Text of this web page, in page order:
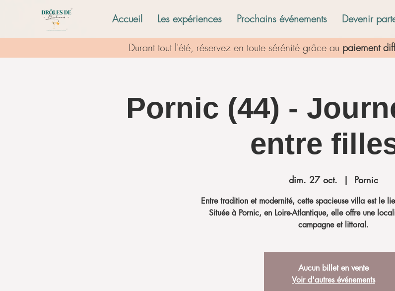
Accueil Les expériences Prochains événements Devenir
Durant tout l'été, réservez en toute sérénité grâce au paiement
Pornic (44) -
entre
dim. 27 oct.
  |
Pornic
Entre tradition et modernité, cette spacieuse villa est le
Située à Pornic, en Loire-Atlantique, elle offre une
campagne et littoral.
Aucun billet en vente
Voir d'autres événements